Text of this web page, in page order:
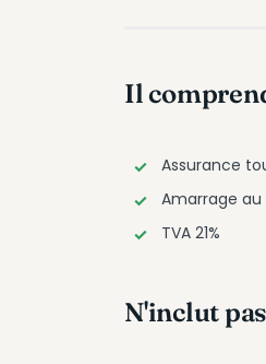
Il
Assurance
Amarrage
TVA 21%
N'inclut pas